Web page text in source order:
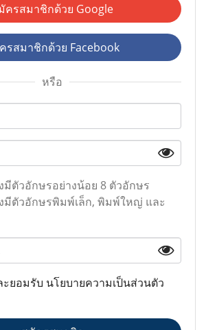
ครสมาชิกด้วย Google
รสมาชิกด้วย Facebook
หรือ
ตัวอักษรอย่างน้อย 8 ตัวอักษร
มีตัวอักษรพิมพ์เล็ก, พิมพ์ใหญ่ และ
ยอมรับ นโยบายความเป็นส่วนตัว